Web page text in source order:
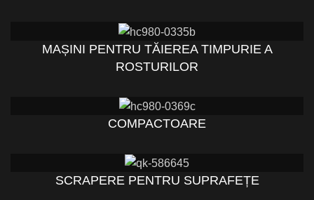
MAȘINI PENTRU TĂIEREA TIMPURIE A
ROSTURILOR
COMPACTOARE
SCRAPERE PENTRU SUPRAFEȚE